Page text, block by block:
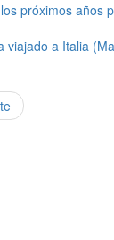
próximos años
viajado a Italia